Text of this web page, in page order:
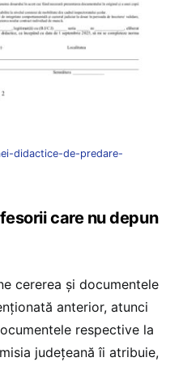
didactice-de-predare-
care nu depun
cererea și documentele
anterior, atunci
respective la
județeană îi atribuie,